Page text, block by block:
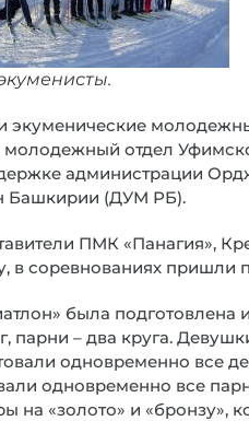
экуменические
отдел
администрации
Башкирии (ДУМ РБ).
ПМК «Панагия»,
соревнованиях пришли
была подготовлена
парни – два круга.
одновременно все
одновременно все
на «золото» и «бронзу»,